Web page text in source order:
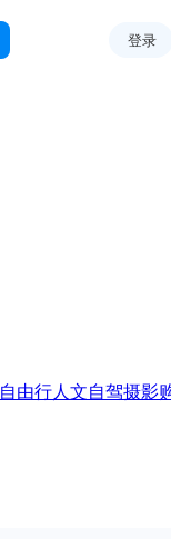
登录
自由行人文自驾摄影